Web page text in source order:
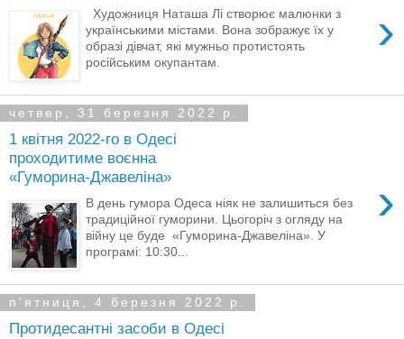
›
Художниця Наташа Лі створює малюнки з
українськими містами. Вона зображує їх у
образі дівчат, які мужньо протистоять
російським окупантам.
четвер, 31 березня 2022 р.
1 квітня 2022-го в Одесі
проходитиме воєнна
«Гуморина-Джавеліна»
›
В день гумора Одеса ніяк не залишиться без
традиційної гуморини. Цьогоріч з огляду на
війну це буде «Гуморина-Джавеліна». У
програмі: 10:30...
пʼятниця, 4 березня 2022 р.
Протидесантні засоби в Одесі